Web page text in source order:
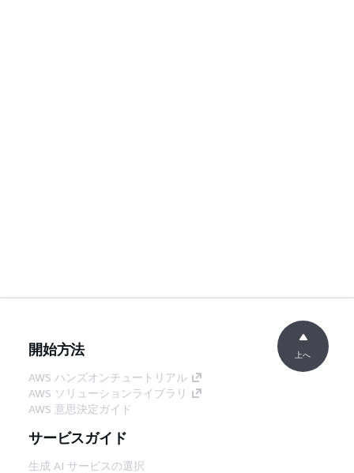
開始方法
AWS ハンズオンチュートリアル
AWS ソリューションライブラリ
AWS 意思決定ガイド
サービスガイド
生成 AI サービスの選択
上へ